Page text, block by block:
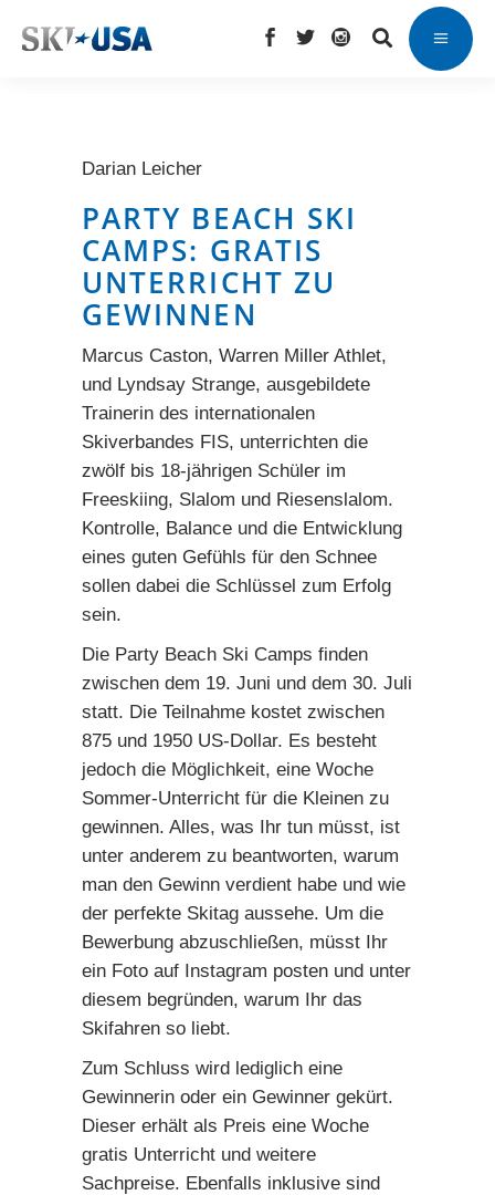
Darian Leicher
PARTY BEACH SKI
CAMPS: GRATIS
UNTERRICHT ZU
GEWINNEN
Marcus Caston, Warren Miller Athlet,
und Lyndsay Strange, ausgebildete
Trainerin des internationalen
Skiverbandes FIS, unterrichten die
zwölf bis 18-jährigen Schüler im
Freeskiing, Slalom und Riesenslalom.
Kontrolle, Balance und die Entwicklung
eines guten Gefühls für den Schnee
sollen dabei die Schlüssel zum Erfolg
sein.
Die Party Beach Ski Camps finden
zwischen dem 19. Juni und dem 30. Juli
statt. Die Teilnahme kostet zwischen
875 und 1950 US-Dollar. Es besteht
jedoch die Möglichkeit, eine Woche
Sommer-Unterricht für die Kleinen zu
gewinnen. Alles, was Ihr tun müsst, ist
unter anderem zu beantworten, warum
man den Gewinn verdient habe und wie
der perfekte Skitag aussehe. Um die
Bewerbung abzuschließen, müsst Ihr
ein Foto auf Instagram posten und unter
diesem begründen, warum Ihr das
Skifahren so liebt.
Zum Schluss wird lediglich eine
Gewinnerin oder ein Gewinner gekürt.
Dieser erhält als Preis eine Woche
gratis Unterricht und weitere
Sachpreise. Ebenfalls inklusive sind